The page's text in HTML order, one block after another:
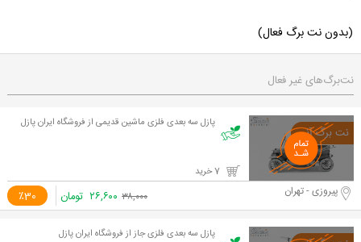
(بدون نت برگ فعال)
نت‌برگ‌های غیر فعال
پازل سه بعدی فلزی ماشین قدیمی از فروشگاه ایران پازل
٪30 پیروزی - تهران ۳۸,۰۰۰ ۲۶,۶۰۰ تومان
پازل سه بعدی فلزی جاز از فروشگاه ایران پازل